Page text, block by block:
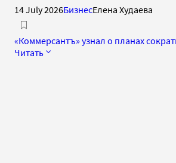
14 July 2026БизнесЕлена Худаева
«Коммерсантъ» узнал о планах
Читать